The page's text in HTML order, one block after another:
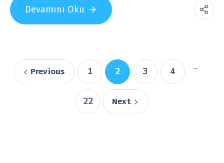
Devamını Oku
Previous 1 2 3 4 ...
22 Next